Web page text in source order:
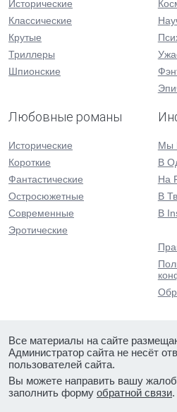
Исторические
Классические
Крутые
Триллеры
Шпионские
Любовные романы
Исторические
Короткие
Фантастические
Остросюжетные
Современные
Эротические
Мы
В
На
В
В
Все материалы на сайте
Администратор сайта не несёт
пользователей сайта.
Вы можете направить вашу
заполнить форму обратной связи.